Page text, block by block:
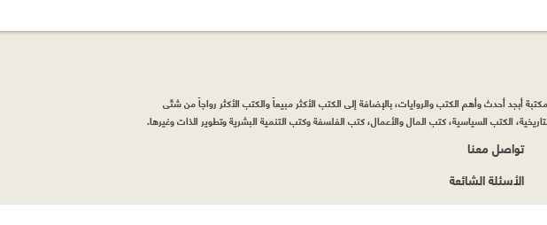
أبجد أحدث وأهم الكتب والروايات، بالإضافة إلى الكتب الأكثر مبيعاً والكتب الأكثر رواجاً من شتّى
الكتب السياسية، كتب المال والأعمال، كتب الفلسفة وكتب التنمية البشرية وتطوير الذات وغيرها.
تواصل معنا
الأسئلة الشائعة